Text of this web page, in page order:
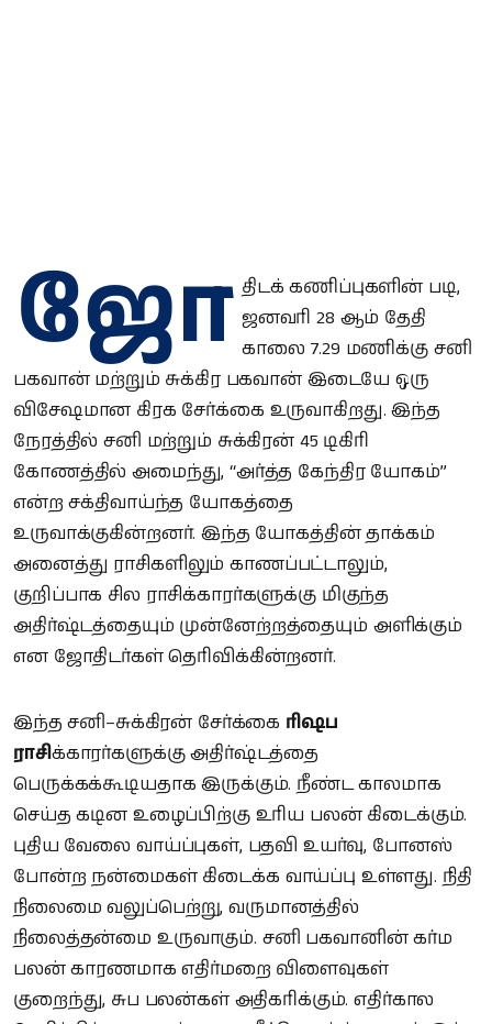
ஜோ திடக் கணிப்புகளின் படி,
ஜனவரி 28 ஆம் தேதி
காலை 7.29 மணிக்கு சனி
பகவான் மற்றும் சுக்கிர பகவான் இடையே ஒரு
விசேஷமான கிரக சேர்க்கை உருவாகிறது. இந்த
நேரத்தில் சனி மற்றும் சுக்கிரன் 45 டிகிரி
கோணத்தில் அமைந்து, “அர்த்த கேந்திர யோகம்”
என்ற சக்திவாய்ந்த யோகத்தை
உருவாக்குகின்றனர். இந்த யோகத்தின் தாக்கம்
அனைத்து ராசிகளிலும் காணப்பட்டாலும்,
குறிப்பாக சில ராசிக்காரர்களுக்கு மிகுந்த
அதிர்ஷ்டத்தையும் முன்னேற்றத்தையும் அளிக்கும்
என ஜோதிடர்கள் தெரிவிக்கின்றனர்.
இந்த சனி–சுக்கிரன் சேர்க்கை ரிஷப
ராசிக்காரர்களுக்கு அதிர்ஷ்டத்தை
பெருக்கக்கூடியதாக இருக்கும். நீண்ட காலமாக
செய்த கடின உழைப்பிற்கு உரிய பலன் கிடைக்கும்.
புதிய வேலை வாய்ப்புகள், பதவி உயர்வு, போனஸ்
போன்ற நன்மைகள் கிடைக்க வாய்ப்பு உள்ளது. நிதி
நிலைமை வலுப்பெற்று, வருமானத்தில்
நிலைத்தன்மை உருவாகும். சனி பகவானின் கர்ம
பலன் காரணமாக எதிர்மறை விளைவுகள்
குறைந்து, சுப பலன்கள் அதிகரிக்கும். எதிர்கால